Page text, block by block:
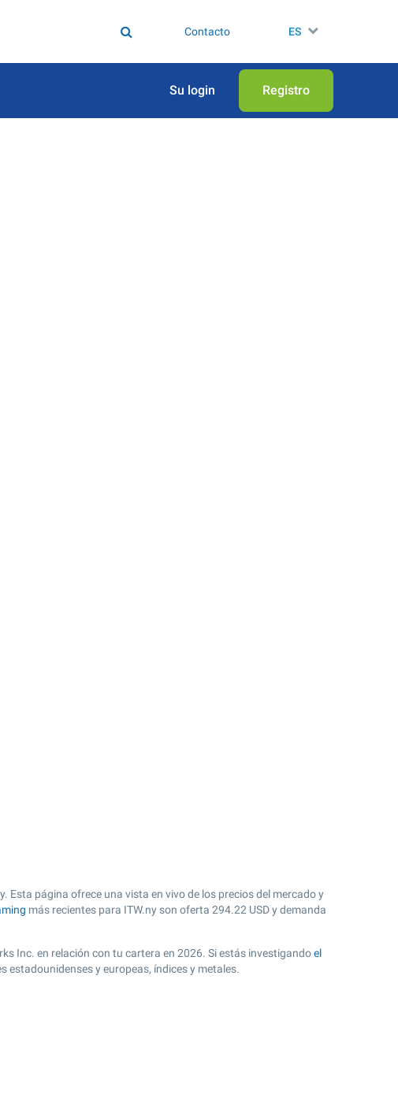
Contacto ES
Su login Registro
Esta página ofrece una vista en vivo de los precios del mercado y
más recientes para ITW.ny son oferta 294.22 USD y demanda
Inc. en relación con tu cartera en 2026. Si estás investigandoel
estadounidenses y europeas, índices y metales.